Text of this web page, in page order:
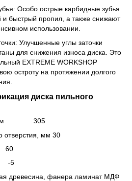
Особо острые карбидные зубья
и быстрый пропил, а также снижают
использовании.
Улучшенные углы заточки
для снижения износа диска. Это
EXTREME WORKSHOP
остроту на протяжении долгого
диска пильного
мм 305
отверстия, мм 30
60
-5
древесина, фанера ламинат МДФ